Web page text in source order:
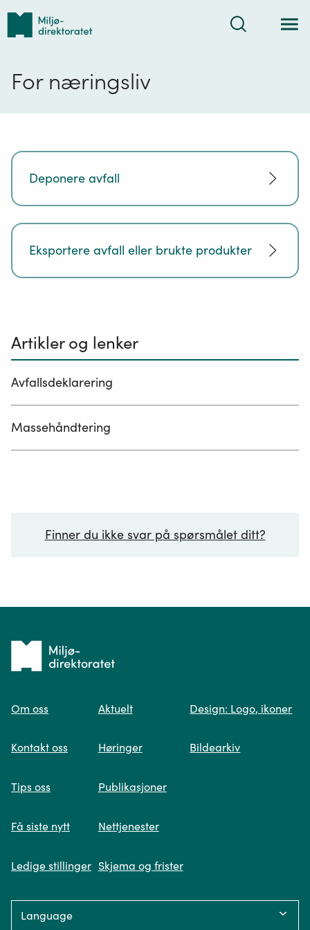
Tilbake
Søk
For næringsliv
Deponere avfall
Eksportere avfall eller brukte produkter
Artikler og lenker
Avfallsdeklarering
Massehåndtering
Finner du ikke svar på spørsmålet ditt?
Spør oss
søk og viser deg vår mest relevante
Trykk på knappen under og fyll inn
Tilbake
forsiden
Om oss
Kontakt oss
Tips oss
Få siste nytt
Ledige stillinger
Aktuelt
Høringer
Publikasjoner
Nettjenester
Skjema og frister
Design: Logo, ikoner
Bildearkiv